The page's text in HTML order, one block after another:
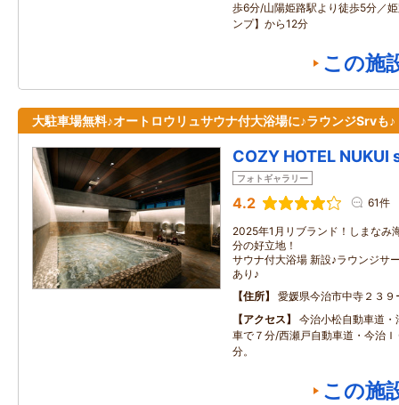
歩6分/山陽姫路駅より徒歩5分／
ンプ】から12分
この施
大駐車場無料♪オートロウリュサウナ付大浴場に♪ラウンジSrvも♪
COZY HOTEL NUKUI
フォトギャラリー
4.2 61件
2025年1月リブランド！しまなみ
分の好立地！ オ
サウナ付大浴場 新設♪ラウンジサ
あり♪
住所
愛媛県今治市中寺２３９
アクセス
今治小松自動車道
車で７分/西瀬戸自動車道・今治
分。
この施